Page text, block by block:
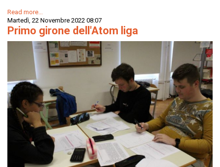
Read more...
Martedì, 22 Novembre 2022 08:07
Primo girone dell'Atom liga